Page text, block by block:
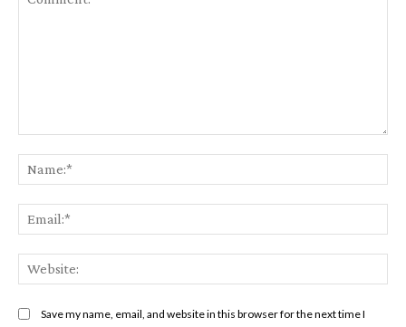
Save my name, email, and website in this browser for the next time I